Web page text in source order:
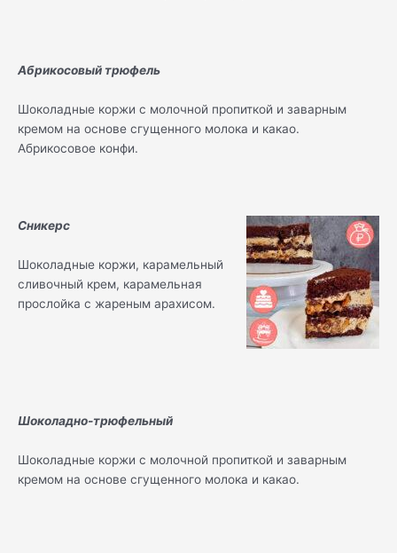
Абрикосовый трюфель
Шоколадные коржи с молочной пропиткой и заварным
кремом на основе сгущенного молока и какао.
Абрикосовое конфи.
Сникерс
Шоколадные коржи, карамельный
сливочный крем, карамельная
прослойка с жареным арахисом.
Шоколадно-трюфельный
Шоколадные коржи с молочной пропиткой и заварным
кремом на основе сгущенного молока и какао.